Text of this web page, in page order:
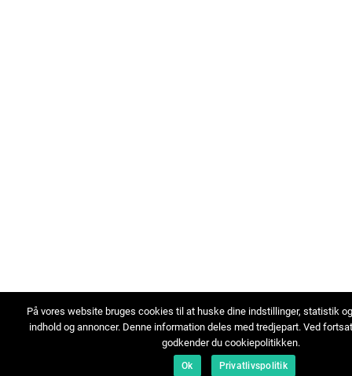
På vores website bruges cookies til at huske dine indstillinger, statistik
indhold og annoncer. Denne information deles med tredjepart. Ved
godkender du cookiepolitikken.
Ok Privatlivspolitik